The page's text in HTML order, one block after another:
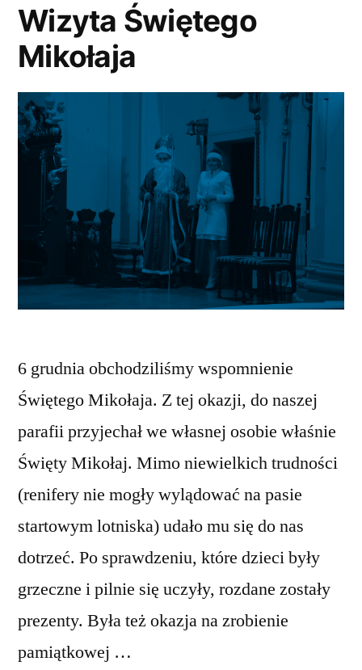
Wizyta Świętego
Mikołaja
6 grudnia obchodziliśmy wspomnienie
Świętego Mikołaja. Z tej okazji, do naszej
parafii przyjechał we własnej osobie właśnie
Święty Mikołaj. Mimo niewielkich trudności
(renifery nie mogły wylądować na pasie
startowym lotniska) udało mu się do nas
dotrzeć. Po sprawdzeniu, które dzieci były
grzeczne i pilnie się uczyły, rozdane zostały
prezenty. Była też okazja na zrobienie
pamiątkowej …